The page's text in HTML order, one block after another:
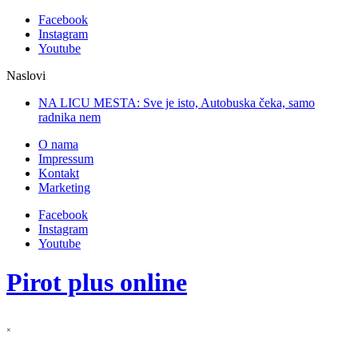
Facebook
Instagram
Youtube
Naslovi
NA LICU MESTA: Sve je isto, Autobuska čeka, samo
radnika nema!
O nama
Impressum
Kontakt
Marketing
Facebook
Instagram
Youtube
Pirot plus online
×